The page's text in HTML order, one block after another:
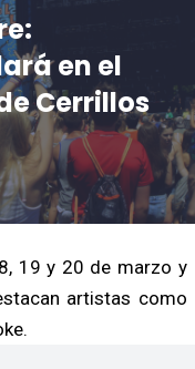
en el
Cerrillos
19 y 20 de marzo y
artistas como